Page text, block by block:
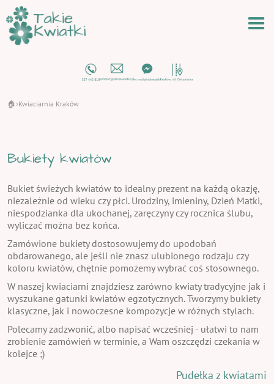
🏠 ›Kwiaciarnia Kraków
Bukiety kwiatów
Bukiet świeżych kwiatów to idealny prezent na każdą okazję,
niezależnie od wieku czy płci. Urodziny, imieniny, Dzień Matki,
niespodzianka dla ukochanej, zaręczyny czy rocznica ślubu,
wyliczać można bez końca.
Zamówione bukiety dostosowujemy do upodobań
obdarowanego, ale jeśli nie znasz ulubionego rodzaju czy
koloru kwiatów, chętnie pomożemy wybrać coś stosownego.
W naszej kwiaciarni znajdziesz zarówno kwiaty tradycyjne jak i
wyszukane gatunki kwiatów egzotycznych. Tworzymy bukiety
klasyczne, jak i nowoczesne kompozycje w różnych stylach.
Polecamy zadzwonić, albo napisać wcześniej - ułatwi to nam
zrobienie zamówień w terminie, a Wam oszczędzi czekania w
kolejce ;)
Pudełka z kwiatami